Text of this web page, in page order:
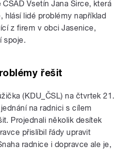
Vsetín Jana Sirce, která
hlásí lidé problémy například
z firem v obci Jasenice,
spoje.
řešit
(KDU_ČSL) na čtvrtek 21.
na radnici s cílem
Projednali několik desítek
přislíbil řády upravit
radnice i dopravce ale je,